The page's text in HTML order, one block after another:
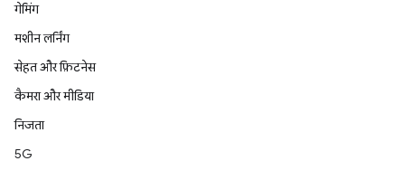
गेमिंग
मशीन लर्निंग
सेहत और फ़िटनेस
कैमरा और मीडिया
निजता
5G